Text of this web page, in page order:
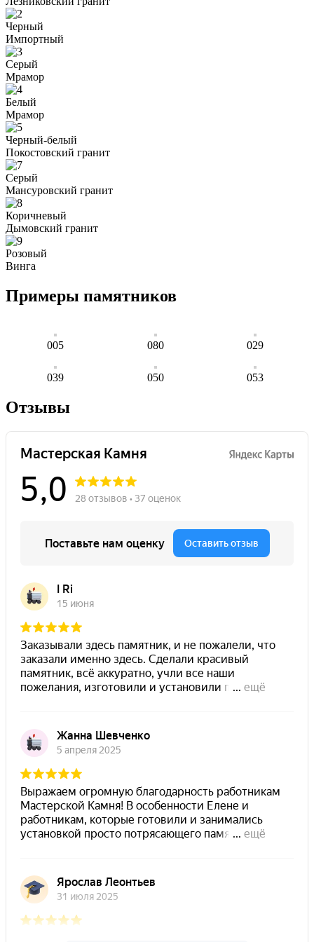
Черный
Импортный
Серый
Мрамор
Белый
Мрамор
Черный-белый
Покостовский гранит
Серый
Мансуровский гранит
Коричневый
Дымовский гранит
Розовый
Винга
Примеры памятников
005 080 029
039 050 053
Отзывы